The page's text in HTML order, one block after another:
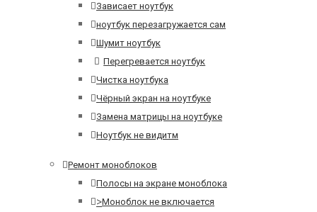
Зависает ноутбук
ноутбук перезагружается сам
Шумит ноутбук
Перегревается ноутбук
Чистка ноутбука
Чёрный экран на ноутбуке
Замена матрицы на ноутбуке
Ноутбук не видитм
Ремонт моноблоков
Полосы на экране моноблока
>Моноблок не включается